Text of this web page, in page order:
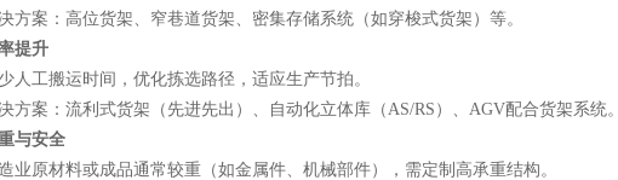
方案：高位货架、窄巷道货架、密集存储系统（如穿梭式货架）等。
提升
人工搬运时间，优化拣选路径，适应生产节拍。
方案：流利式货架（先进先出）、自动化立体库（AS/RS）、AGV配合货架系统。
与安全
业原材料或成品通常较重（如金属件、机械部件），需定制高承重结构。